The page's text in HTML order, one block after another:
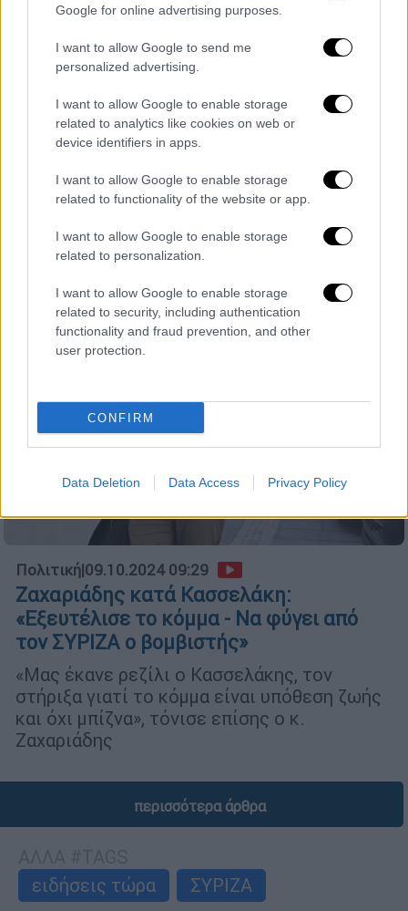
Google for online advertising purposes.
I want to allow Google to send me
personalized advertising.
I want to allow Google to enable storage
related to analytics like cookies on web or
device identifiers in apps.
I want to allow Google to enable storage
related to functionality of the website or app.
I want to allow Google to enable storage
related to personalization.
I want to allow Google to enable storage
related to security, including authentication
functionality and fraud prevention, and other
user protection.
CONFIRM
Data Deletion Data Access Privacy Policy
Πολιτική|19.10.2024 11:17
Νέοι τριγμοί στον ΣΥΡΙΖΑ: Δώδεκα μέλη
της ΚΕ παραπέμπουν Γεροβασίλη,
Γκλέτσο και Ζαχαριάδη στην Επιτροπή
Δεοντολογίας
Δεν έχουν τέλος οι τριγμοί στον ΣΥΡΙΖΑ
Πολιτική|09.10.2024 09:29
Ζαχαριάδης κατά Κασσελάκη:
«Εξευτέλισε το κόμμα - Να φύγει από
τον ΣΥΡΙΖΑ ο βομβιστής»
«Μας έκανε ρεζίλι ο Κασσελάκης, τον
στήριξα γιατί το κόμμα είναι υπόθεση ζωής
και όχι μπίζνα», τόνισε επίσης ο κ.
Ζαχαριάδης
περισσότερα άρθρα
ειδήσεις τώρα
ΣΥΡΙΖΑ